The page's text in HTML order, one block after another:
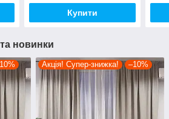
Купити
та новинки
Акція! Супер-знижка! –10%